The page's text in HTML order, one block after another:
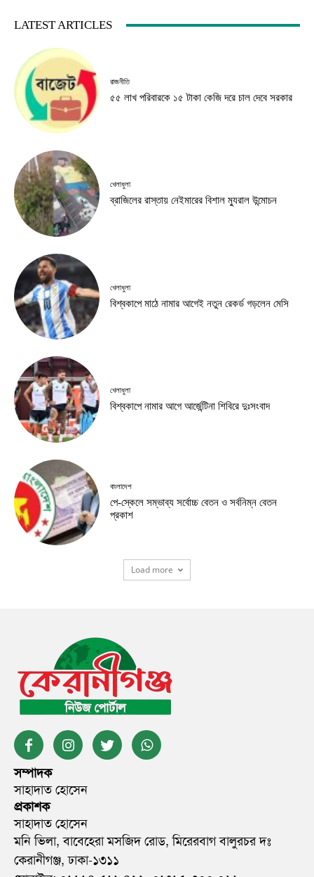
LATEST ARTICLES
রাজনীতি
৫৫ লাখ পরিবারকে ১৫ টাকা কেজি দরে চাল দেবে সরকার
খেলাধুলা
ব্রাজিলের রাস্তায় নেইমারের বিশাল ম্যুরাল উন্মোচন
খেলাধুলা
বিশ্বকাপে মাঠে নামার আগেই নতুন রেকর্ড গড়লেন মেসি
খেলাধুলা
বিশ্বকাপে নামার আগে আর্জেন্টিনা শিবিরে দুঃসংবাদ
বাংলাদেশ
পে-স্কেলে সম্ভাব্য সর্বোচ্চ বেতন ও সর্বনিম্ন বেতন
প্রকাশ
Load more
সম্পাদক
সাহাদাত হোসেন
প্রকাশক
সাহাদাত হোসেন
মনি ভিলা, বাবেহেরা মসজিদ রোড, মিরেরবাগ বালুরচর দঃ
কেরানীগঞ্জ, ঢাকা-১৩১১